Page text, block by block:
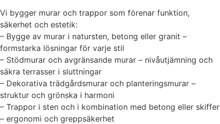
Vi bygger murar och trappor som förenar funktion,
säkerhet och estetik:
– Bygge av murar i natursten, betong eller granit –
formstarka lösningar för varje stil
– Stödmurar och avgränsande murar – nivåutjämning och
säkra terrasser i sluttningar
– Dekorativa trädgårdsmurar och planteringsmurar –
struktur och grönska i harmoni
– Trappor i sten och i kombination med betong eller skiffer
– ergonomi och greppsäkerhet